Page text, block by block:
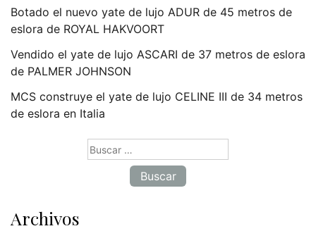
Botado el nuevo yate de lujo ADUR de 45 metros de
eslora de ROYAL HAKVOORT
Vendido el yate de lujo ASCARI de 37 metros de eslora
de PALMER JOHNSON
MCS construye el yate de lujo CELINE III de 34 metros
de eslora en Italia
Archivos